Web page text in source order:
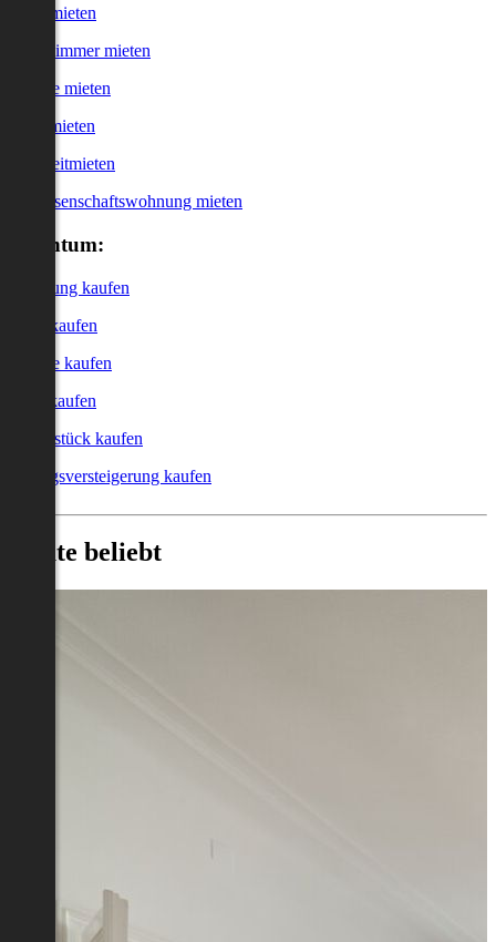
Haus mieten
WG-Zimmer mieten
Garage mieten
Büro mieten
Kurzzeitmieten
Genossenschaftswohnung mieten
Eigentum:
Wohnung kaufen
Haus kaufen
Garage kaufen
Büro kaufen
Grundstück kaufen
Zwangsversteigerung kaufen
Heute beliebt